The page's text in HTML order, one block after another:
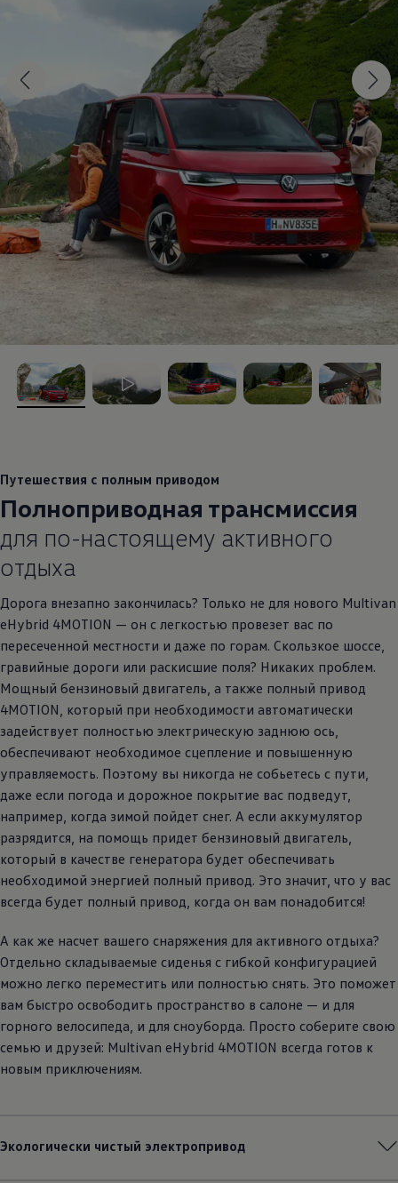
, из
Путешествия с полным приводом
Полноприводная трансмиссия
для по-настоящему активного
отдыха
Дорога внезапно закончилась? Только не для нового Multivan
eHybrid 4MOTION — он с легкостью провезет вас по
пересеченной местности и даже по горам. Скользкое шоссе,
гравийные дороги или раскисшие поля? Никаких проблем.
Мощный бензиновый двигатель, а также полный привод
4MOTION, который при необходимости автоматически
задействует полностью электрическую заднюю ось,
обеспечивают необходимое сцепление и повышенную
управляемость. Поэтому вы никогда не собьетесь с пути,
даже если погода и дорожное покрытие вас подведут,
например, когда зимой пойдет снег. А если аккумулятор
разрядится, на помощь придет бензиновый двигатель,
который в качестве генератора будет обеспечивать
необходимой энергией полный привод. Это значит, что у вас
всегда будет полный привод, когда он вам понадобится!
А как же насчет вашего снаряжения для активного отдыха?
Отдельно складываемые сиденья с гибкой конфигурацией
можно легко переместить или полностью снять. Это поможет
вам быстро освободить пространство в салоне — и для
горного велосипеда, и для сноуборда. Просто соберите свою
семью и друзей: Multivan eHybrid 4MOTION всегда готов к
новым приключениям.
Экологически чистый электропривод